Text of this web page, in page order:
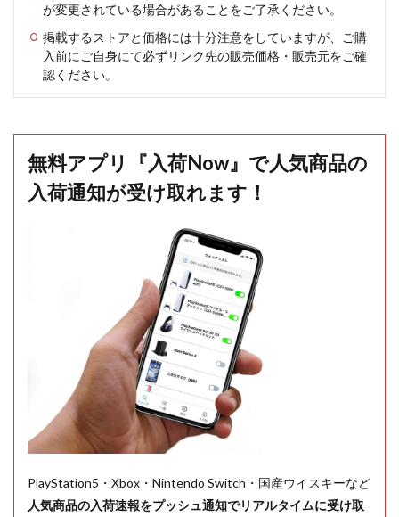
が変更されている場合があることをご了承ください。
掲載するストアと価格には十分注意をしていますが、ご購
入前にご自身にて必ずリンク先の販売価格・販売元をご確
認ください。
無料アプリ『入荷Now』で人気商品の
入荷通知が受け取れます！
PlayStation5・Xbox・Nintendo Switch・国産ウイスキーなど
人気商品の入荷速報をプッシュ通知でリアルタイムに受け取